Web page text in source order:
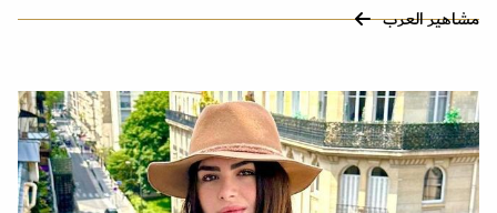
مشاهير العرب